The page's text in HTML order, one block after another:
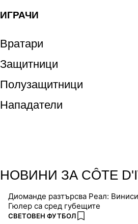
ИГРАЧИ
Вратари
Защитници
Полузащитници
Нападатели
НОВИНИ ЗА CÔTE
Диоманде разтърсва Реал:
Гюлер са сред губещите
ПОВЕЧЕ ОТ
СВЕТОВЕН ФУТБОЛ add favorites